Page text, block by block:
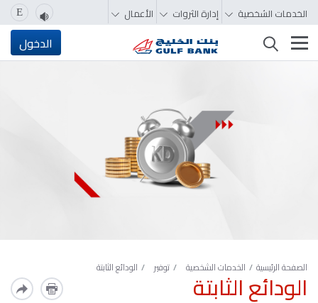
الخدمات الشخصية إدارة الثروات الأعمال E
تغيير التصفّح الدخول
الصفحة الرئيسية الخدمات الشخصية توفير الودائع الثابتة
الودائع الثابتة